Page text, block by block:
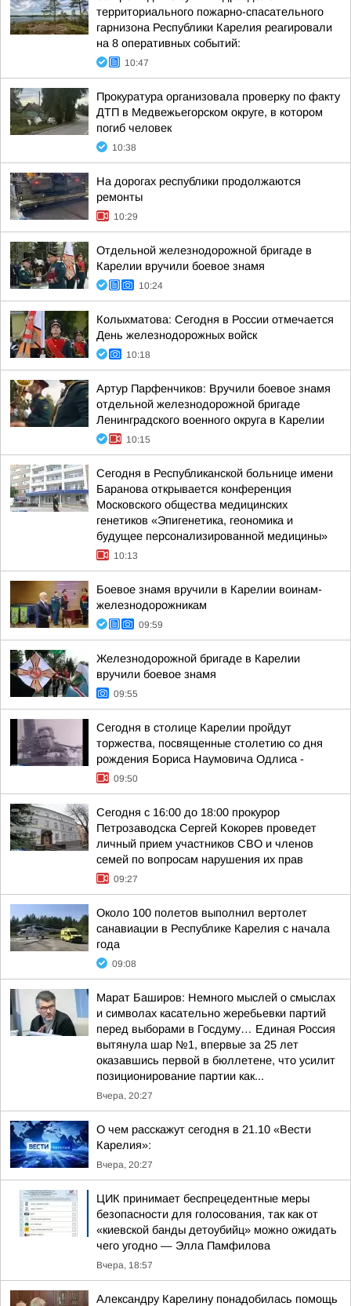
территориального пожарно-спасательного
гарнизона Республики Карелия реагировали
на 8 оперативных событий:
10:47
Прокуратура организовала проверку по факту
ДТП в Медвежьегорском округе, в котором
погиб человек
10:38
На дорогах республики продолжаются
ремонты
10:29
Отдельной железнодорожной бригаде в
Карелии вручили боевое знамя
10:24
Колыхматова: Сегодня в России отмечается
День железнодорожных войск
10:18
Артур Парфенчиков: Вручили боевое знамя
отдельной железнодорожной бригаде
Ленинградского военного округа в Карелии
10:15
Сегодня в Республиканской больнице имени
Баранова открывается конференция
Московского общества медицинских
генетиков «Эпигенетика, геономика и
будущее персонализированной медицины»
10:13
Боевое знамя вручили в Карелии воинам-
железнодорожникам
09:59
Железнодорожной бригаде в Карелии
вручили боевое знамя
09:55
Сегодня в столице Карелии пройдут
торжества, посвященные столетию со дня
рождения Бориса Наумовича Одлиса -
09:50
Сегодня с 16:00 до 18:00 прокурор
Петрозаводска Сергей Кокорев проведет
личный прием участников СВО и членов
семей по вопросам нарушения их прав
09:27
Около 100 полетов выполнил вертолет
санавиации в Республике Карелия с начала
года
09:08
Марат Баширов: Немного мыслей о смыслах
и символах касательно жеребьевки партий
перед выборами в Госдуму… Единая Россия
вытянула шар №1, впервые за 25 лет
оказавшись первой в бюллетене, что усилит
позиционирование партии как...
Вчера, 20:27
О чем расскажут сегодня в 21.10 «Вести
Карелия»:
Вчера, 20:27
ЦИК принимает беспрецедентные меры
безопасности для голосования, так как от
«киевской банды детоубийц» можно ожидать
чего угодно — Элла Памфилова
Вчера, 18:57
Александру Карелину понадобилась помощь